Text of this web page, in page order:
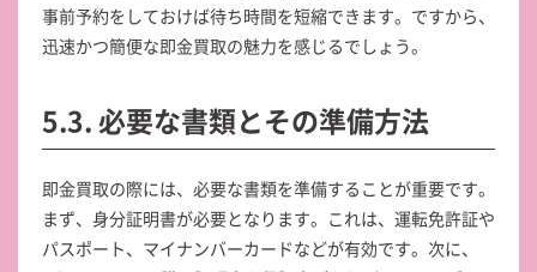
事前予約をしておけば待ち時間を短縮できます。ですから、
迅速かつ簡便な即金買取の魅力を感じるでしょう。
5.3. 必要な書類とその準備方法
即金買取の際には、必要な書類を準備することが重要です。
まず、身分証明書が必要となります。これは、運転免許証や
パスポート、マイナンバーカードなどが有効です。次に、